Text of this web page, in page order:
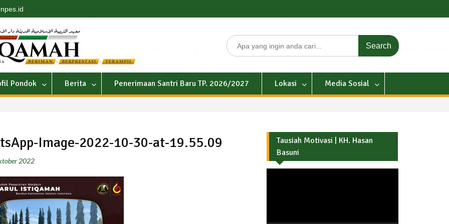
Search
for:
Pondok Berita Penerimaan Santri Baru TP. 2026/2027 Lokasi Media Sosial
Image-2022-10-30-at-19.55.09
2022
Tausiah Motivasi | KH. Hasan
Basuni